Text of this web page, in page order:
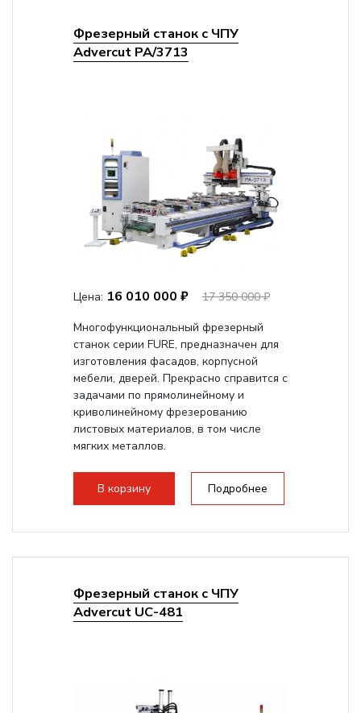
Фрезерный станок с ЧПУ
Advercut PA/3713
Цена: 16 010 000 ₽
17 350 000 ₽
Многофункциональный фрезерный
станок серии FURE, предназначен для
изготовления фасадов, корпусной
мебели, дверей. Прекрасно справится с
задачами по прямолинейному и
криволинейному фрезерованию
листовых материалов, в том числе
мягких металлов.
В корзину Подробнее
Фрезерный станок с ЧПУ
Advercut UС-481